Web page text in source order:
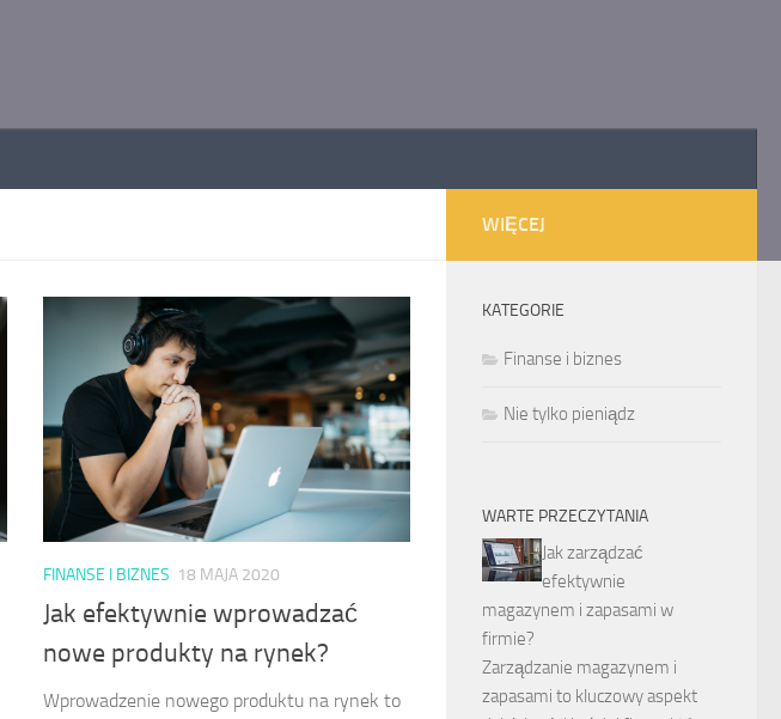
FINANSE I BIZNES 18 MAJA 2020
Jak efektywnie wprowadzać
nowe produkty na rynek?
Wprowadzenie nowego produktu na rynek to
WIĘCEJ
KATEGORIE
Finanse i biznes
Nie tylko pieniądz
WARTE PRZECZYTANIA
Jak zarządzać
efektywnie
magazynem i zapasami w
firmie?
Zarządzanie magazynem i
zapasami to kluczowy aspekt